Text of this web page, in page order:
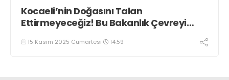
Kocaeli’nin Doğasını Talan
Ettirmeyeceğiz! Bu Bakanlık Çevreyi
15 Kasım 2025 Cumartesi 14:59